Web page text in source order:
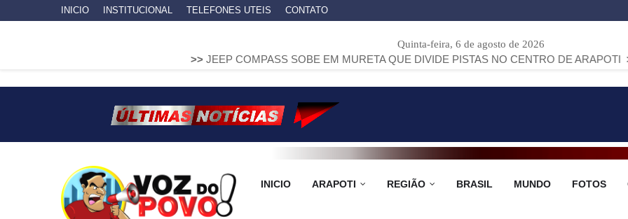
INICIO INSTITUCIONAL TELEFONES UTEIS CONTATO
Quinta-feira, 6 de agosto de 2026
JEEP COMPASS SOBE EM MURETA QUE DIVIDE PISTAS NO CENTRO DE ARAPOTI >> PROJETO
INICIO ARAPOTI REGIÃO BRASIL MUNDO FOTOS